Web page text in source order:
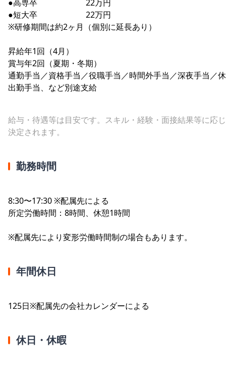
●高専卒 22万円
●短大卒 22万円
※研修期間は約2ヶ月（個別に延長あり）
昇給年1回（4月）
賞与年2回（夏期・冬期）
通勤手当／資格手当／役職手当／時間外手当／深夜手当／
出勤手当、など別途支給
給与・待遇等は目安です。スキル・経験・面接結果等に応
決定されます。
勤務時間
8:30〜17:30 ※配属先による
所定労働時間：8時間、休憩1時間
※配属先により変形労働時間制の場合もあります。
年間休日
125日※配属先の会社カレンダーによる
休日・休暇